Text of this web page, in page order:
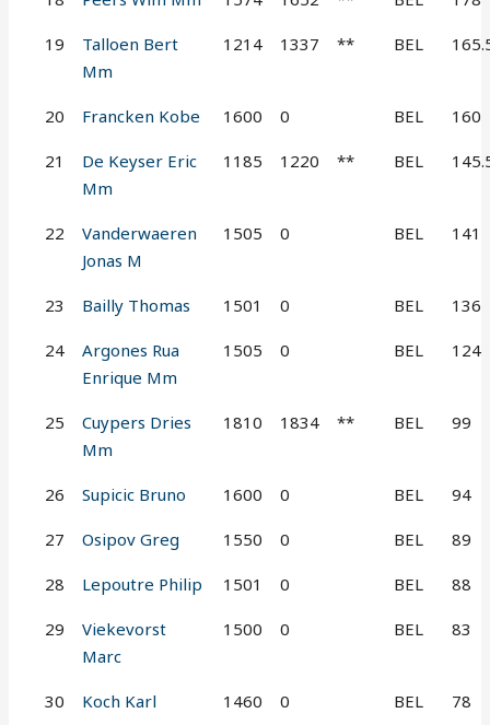
19
Talloen Bert
Mm
1214 1337 ** BEL
20 Francken Kobe 1600 0 BEL 160
21
De Keyser Eric
Mm
1185 1220 ** BEL
22
Vanderwaeren
Jonas M
1505 0 BEL 141
23 Bailly Thomas 1501 0 BEL 136
24
Argones Rua
Enrique Mm
1505 0 BEL 124
25
Cuypers Dries
Mm
1810 1834 ** BEL 99
26 Supicic Bruno 1600 0 BEL 94
27 Osipov Greg 1550 0 BEL 89
28 Lepoutre Philip 1501 0 BEL 88
29
Viekevorst
Marc
1500 0 BEL 83
30 Koch Karl 1460 0 BEL 78